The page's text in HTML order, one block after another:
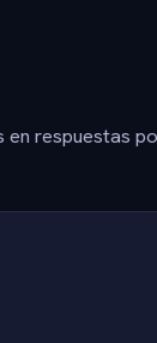
en respuestas